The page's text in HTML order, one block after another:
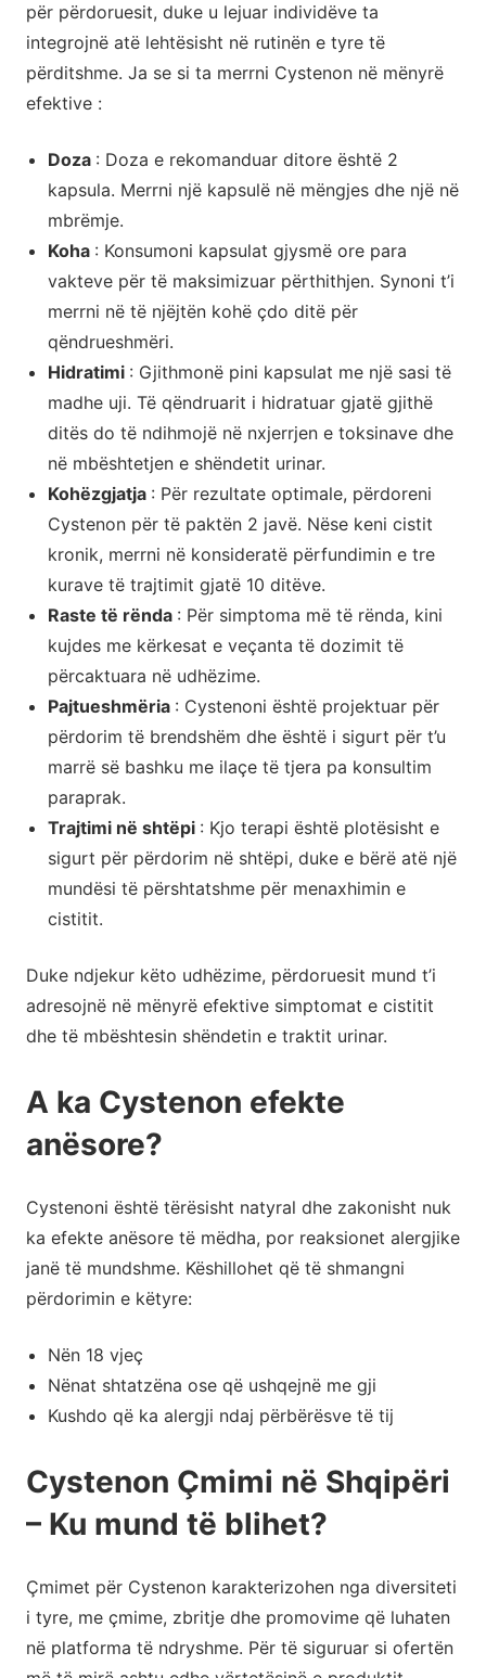
për përdoruesit, duke u lejuar individëve ta
integrojnë atë lehtësisht në rutinën e tyre të
përditshme. Ja se si ta merrni Cystenon në mënyrë
efektive :
Doza : Doza e rekomanduar ditore është 2
kapsula. Merrni një kapsulë në mëngjes dhe një në
mbrëmje.
Koha : Konsumoni kapsulat gjysmë ore para
vakteve për të maksimizuar përthithjen. Synoni t’i
merrni në të njëjtën kohë çdo ditë për
qëndrueshmëri.
Hidratimi : Gjithmonë pini kapsulat me një sasi të
madhe uji. Të qëndruarit i hidratuar gjatë gjithë
ditës do të ndihmojë në nxjerrjen e toksinave dhe
në mbështetjen e shëndetit urinar.
Kohëzgjatja : Për rezultate optimale, përdoreni
Cystenon për të paktën 2 javë. Nëse keni cistit
kronik, merrni në konsideratë përfundimin e tre
kurave të trajtimit gjatë 10 ditëve.
Raste të rënda : Për simptoma më të rënda, kini
kujdes me kërkesat e veçanta të dozimit të
përcaktuara në udhëzime.
Pajtueshmëria : Cystenoni është projektuar për
përdorim të brendshëm dhe është i sigurt për t’u
marrë së bashku me ilaçe të tjera pa konsultim
paraprak.
Trajtimi në shtëpi : Kjo terapi është plotësisht e
sigurt për përdorim në shtëpi, duke e bërë atë një
mundësi të përshtatshme për menaxhimin e
cistitit.
Duke ndjekur këto udhëzime, përdoruesit mund t’i
adresojnë në mënyrë efektive simptomat e cistitit
dhe të mbështesin shëndetin e traktit urinar.
A ka Cystenon efekte
anësore?
Cystenoni është tërësisht natyral dhe zakonisht nuk
ka efekte anësore të mëdha, por reaksionet alergjike
janë të mundshme. Këshillohet që të shmangni
përdorimin e këtyre:
Nën 18 vjeç
Nënat shtatzëna ose që ushqejnë me gji
Kushdo që ka alergji ndaj përbërësve të tij
Cystenon Çmimi në Shqipëri
– Ku mund të blihet?
Çmimet për Cystenon karakterizohen nga diversiteti
i tyre, me çmime, zbritje dhe promovime që luhaten
në platforma të ndryshme. Për të siguruar si ofertën